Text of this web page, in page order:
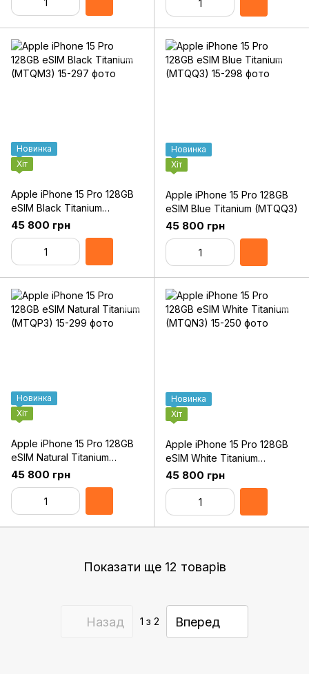
Новинка
Хіт
Apple iPhone 15 Pro 128GB
eSIM Black Titanium
(MTQM3)
45 800 грн
Новинка
Хіт
Apple iPhone 15 Pro 128GB
eSIM Blue Titanium (MTQQ3)
45 800 грн
Новинка
Хіт
Apple iPhone 15 Pro 128GB
eSIM Natural Titanium
(MTQP3)
45 800 грн
Новинка
Хіт
Apple iPhone 15 Pro 128GB
eSIM White Titanium
(MTQN3)
45 800 грн
Показати ще 12 товарів
Назад 1 з 2 Вперед